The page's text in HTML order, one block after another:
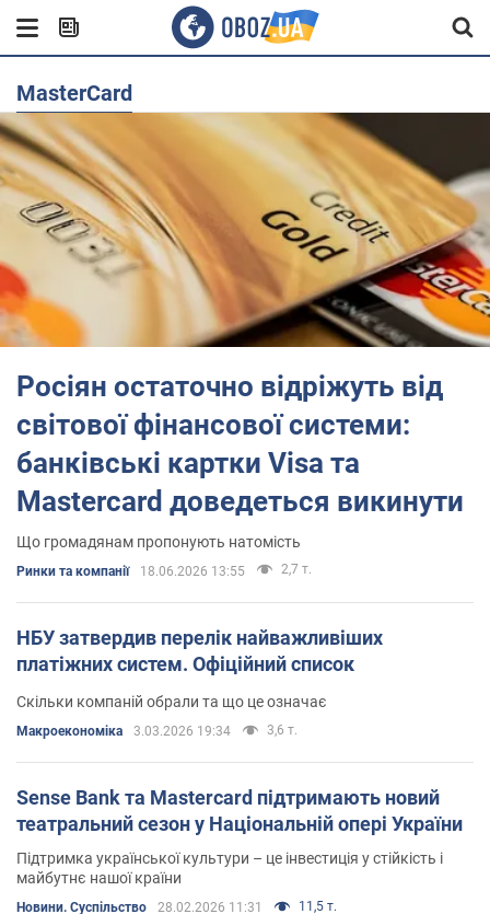
MasterCard
Росіян остаточно відріжуть від
світової фінансової системи:
банківські картки Visa та
Mastercard доведеться викинути
Що громадянам пропонують натомість
Ринки та компанії 18.06.2026 13:55 2,7 т.
НБУ затвердив перелік найважливіших
платіжних систем. Офіційний список
Скільки компаній обрали та що це означає
Mакроекономіка 3.03.2026 19:34 3,6 т.
Sense Bank та Mastercard підтримають новий
театральний сезон у Національній опері України
Підтримка української культури – це інвестиція у стійкість і
майбутнє нашої країни
Новини. Суспільство 28.02.2026 11:31 11,5 т.